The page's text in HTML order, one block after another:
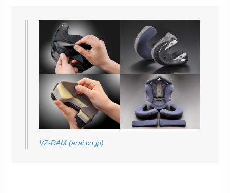
VZ-RAM (arai.co.jp)